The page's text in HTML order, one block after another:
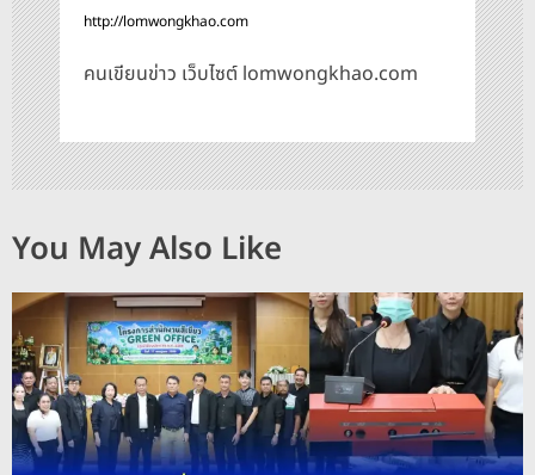
http://lomwongkhao.com
คนเขียนข่าว เว็บไซต์ lomwongkhao.com
You May Also Like